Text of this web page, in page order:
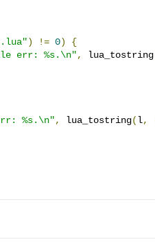
) != 0)
{
err: %s.\n", lua_tostring
%s.\n", lua_tostring(l,